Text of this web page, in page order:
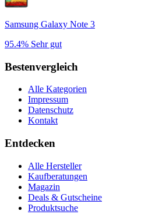
Samsung Galaxy Note 3
95.4% Sehr gut
Bestenvergleich
Alle Kategorien
Impressum
Datenschutz
Kontakt
Entdecken
Alle Hersteller
Kaufberatungen
Magazin
Deals & Gutscheine
Produktsuche